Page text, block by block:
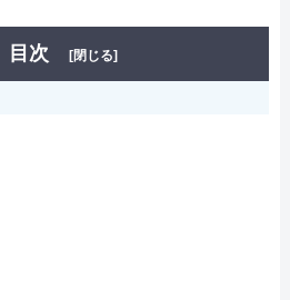
目次 [閉じる]